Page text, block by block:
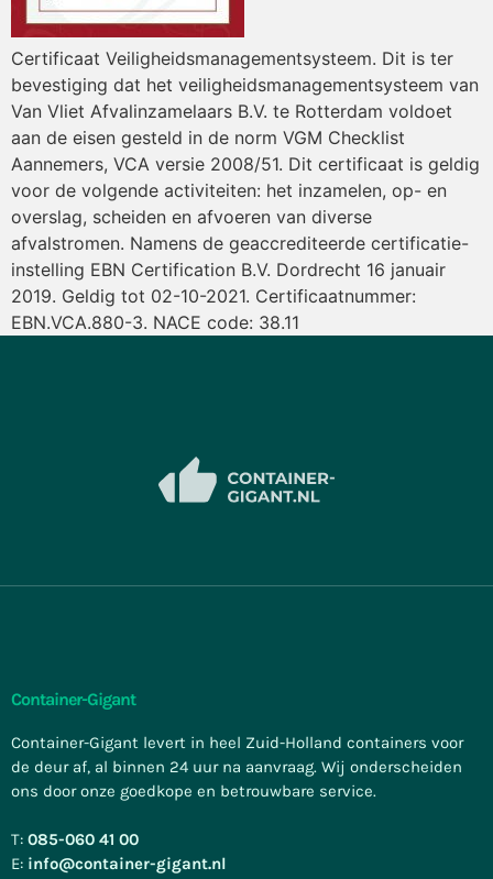
Certificaat Veiligheidsmanagementsysteem. Dit is ter
bevestiging dat het veiligheidsmanagementsysteem van
Van Vliet Afvalinzamelaars B.V. te Rotterdam voldoet
aan de eisen gesteld in de norm VGM Checklist
Aannemers, VCA versie 2008/51. Dit certificaat is geldig
voor de volgende activiteiten: het inzamelen, op- en
overslag, scheiden en afvoeren van diverse
afvalstromen. Namens de geaccrediteerde certificatie-
instelling EBN Certification B.V. Dordrecht 16 januair
2019. Geldig tot 02-10-2021. Certificaatnummer:
EBN.VCA.880-3. NACE code: 38.11
Container-Gigant
Container-Gigant levert in heel Zuid-Holland containers voor
de deur af, al binnen 24 uur na aanvraag. Wij onderscheiden
ons door onze goedkope en betrouwbare service.
T: 085-060 41 00
E: info@container-gigant.nl